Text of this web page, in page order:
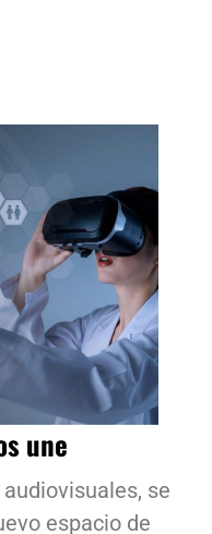
une
se
espacio de